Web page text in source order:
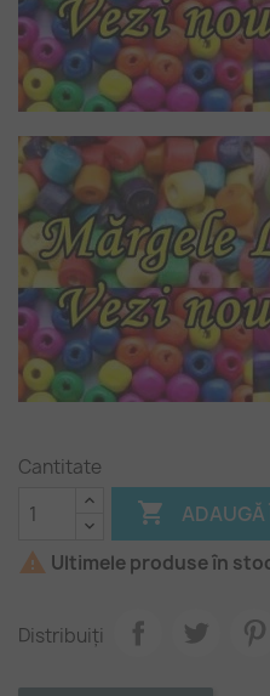
Cantitate
 ADAUGĂ
 Ultimele produse în
Distribuiți